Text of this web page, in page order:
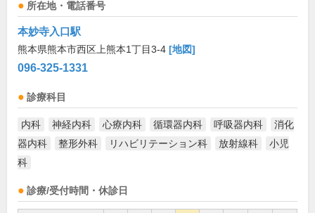
所在地・電話番号
本妙寺入口駅
熊本県熊本市西区上熊本1丁目3-4 [地図]
096-325-1331
診療科目
内科 神経内科 心療内科 循環器内科 呼吸器内科
消化
器内科
整形外科 リハビリテーション科 放射線科
小児
科
診療/受付時間・休診日